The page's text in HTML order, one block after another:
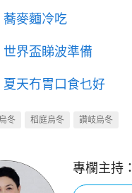
蕎麥麵冷吃
世界盃睇波準備
夏天冇胃口食乜好
烏冬 稻庭烏冬 讚岐烏冬
專欄主持：